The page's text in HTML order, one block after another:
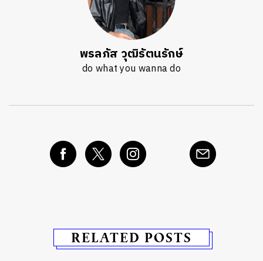
พรลภัส วุฒิรัตนรักษ์
do what you wanna do
RELATED POSTS